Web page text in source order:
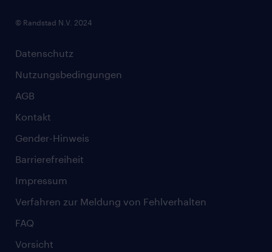
Datenschutz
Nutzungsbedingungen
AGB
Kontakt
Gender-Hinweis
Barrierefreiheit
Impressum
Verfahren zur Meldung von Fehlverhalten
FAQ
Vorsicht
© Randstad N.V. 2024